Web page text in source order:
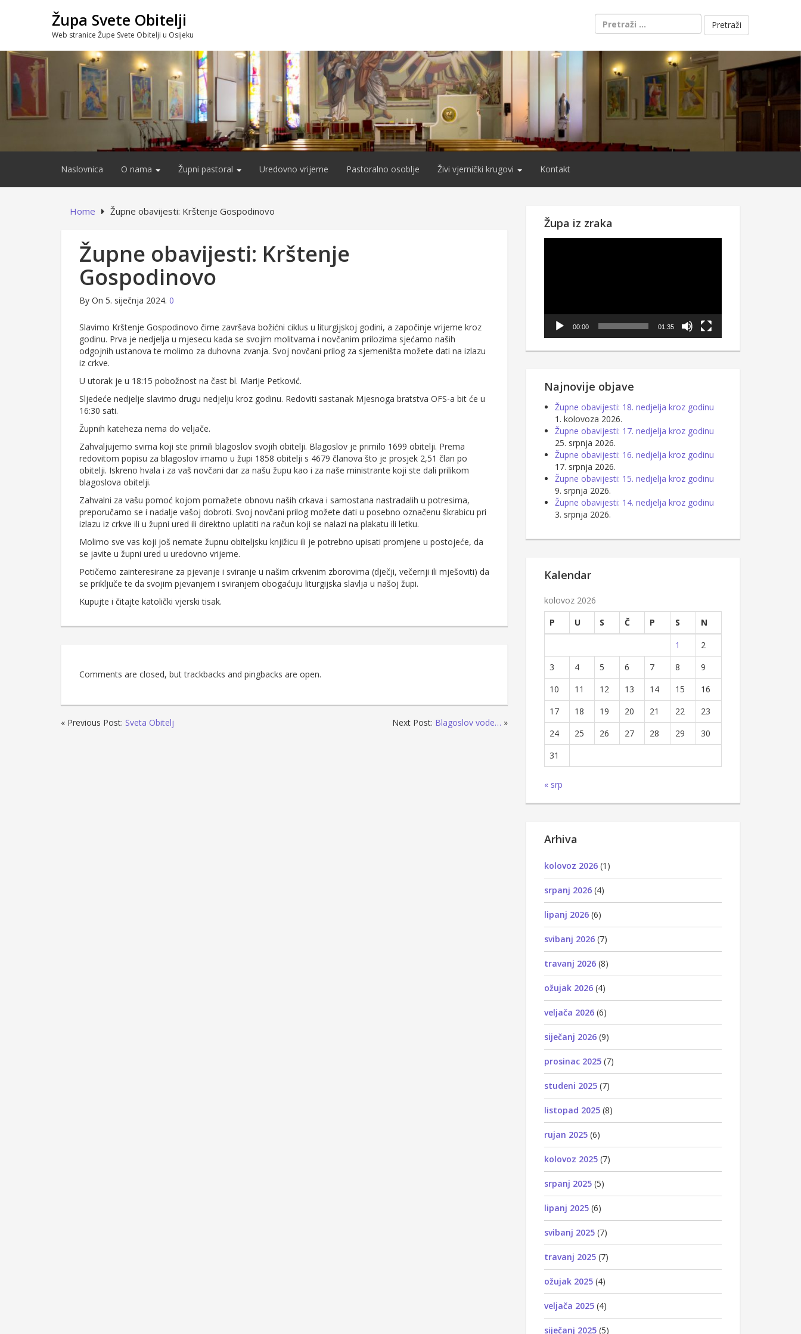
Župa Svete Obitelji
Web stranice Župe Svete Obitelji u Osijeku
Pretraži:
Naslovnica O nama Župni pastoral Uredovno vrijeme Pastoralno osoblje Živi vjernički krugovi Kontakt
Home Župne obavijesti: Krštenje Gospodinovo
Župne obavijesti: Krštenje
Gospodinovo
By On 5. siječnja 2024. 0
Slavimo Krštenje Gospodinovo čime završava božićni ciklus u liturgijskoj godini, a započinje vrijeme kroz
godinu. Prva je nedjelja u mjesecu kada se svojim molitvama i novčanim prilozima sjećamo naših
odgojnih ustanova te molimo za duhovna zvanja. Svoj novčani prilog za sjemeništa možete dati na izlazu
iz crkve.
U utorak je u 18:15 pobožnost na čast bl. Marije Petković.
Sljedeće nedjelje slavimo drugu nedjelju kroz godinu. Redoviti sastanak Mjesnoga bratstva OFS-a bit će u
16:30 sati.
Župnih kateheza nema do veljače.
Zahvaljujemo svima koji ste primili blagoslov svojih obitelji. Blagoslov je primilo 1699 obitelji. Prema
redovitom popisu za blagoslov imamo u župi 1858 obitelji s 4679 članova što je prosjek 2,51 član po
obitelji. Iskreno hvala i za vaš novčani dar za našu župu kao i za naše ministrante koji ste dali prilikom
blagoslova obitelji.
Zahvalni za vašu pomoć kojom pomažete obnovu naših crkava i samostana nastradalih u potresima,
preporučamo se i nadalje vašoj dobroti. Svoj novčani prilog možete dati u posebno označenu škrabicu pri
izlazu iz crkve ili u župni ured ili direktno uplatiti na račun koji se nalazi na plakatu ili letku.
Molimo sve vas koji još nemate župnu obiteljsku knjižicu ili je potrebno upisati promjene u postojeće, da
se javite u župni ured u uredovno vrijeme.
Potičemo zainteresirane za pjevanje i sviranje u našim crkvenim zborovima (dječji, večernji ili mješoviti) da
se priključe te da svojim pjevanjem i sviranjem obogaćuju liturgijska slavlja u našoj župi.
Kupujte i čitajte katolički vjerski tisak.
Comments are closed, but trackbacks and pingbacks are open.
« Previous Post: Sveta Obitelj Next Post: Blagoslov vode… »
Župa iz zraka
00:00 01:35
Najnovije objave
Župne obavijesti: 18. nedjelja kroz godinu
1. kolovoza 2026.
Župne obavijesti: 17. nedjelja kroz godinu
25. srpnja 2026.
Župne obavijesti: 16. nedjelja kroz godinu
17. srpnja 2026.
Župne obavijesti: 15. nedjelja kroz godinu
9. srpnja 2026.
Župne obavijesti: 14. nedjelja kroz godinu
3. srpnja 2026.
Kalendar
kolovoz 2026
P
U S Č P S
N
1
2
3
4 5 6 7 8
9
10
11 12 13 14 15
16
17
18 19 20 21 22
23
24
25 26 27 28 29
30
31
« srp
Arhiva
kolovoz 2026 (1)
srpanj 2026 (4)
lipanj 2026 (6)
svibanj 2026 (7)
travanj 2026 (8)
ožujak 2026 (4)
veljača 2026 (6)
siječanj 2026 (9)
prosinac 2025 (7)
studeni 2025 (7)
listopad 2025 (8)
rujan 2025 (6)
kolovoz 2025 (7)
srpanj 2025 (5)
lipanj 2025 (6)
svibanj 2025 (7)
travanj 2025 (7)
ožujak 2025 (4)
veljača 2025 (4)
siječanj 2025 (5)